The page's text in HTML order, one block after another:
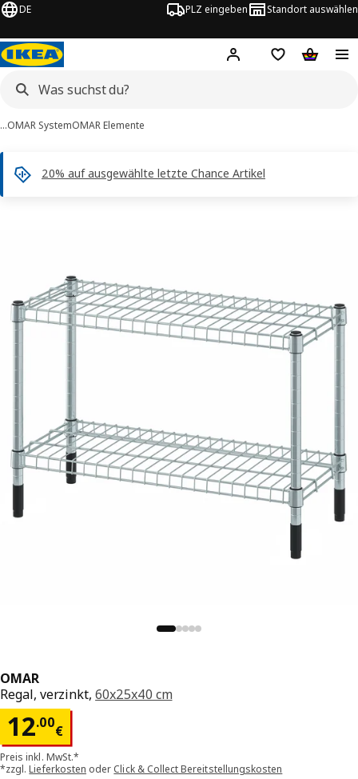
DE PLZ eingeben Standort auswählen
Hej! Hier einloggen
Merkzettel
…OMAR SystemOMAR Elemente
20% auf ausgewählte letzte Chance Artikel
OMAR
Regal, verzinkt,60x25x40 cm
12.00
€
Preis 12.00€
Preis inkl. MwSt.*
*zzgl.Lieferkosten oder Click & Collect Bereitstellungskosten